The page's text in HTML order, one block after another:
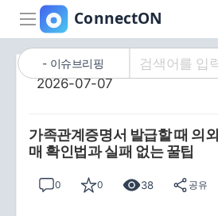
이슈브리핑
2026-07-07
가족관계증명서 발급할 때 의
매 확인법과 실패 없는 꿀팁
0 0 38 공유